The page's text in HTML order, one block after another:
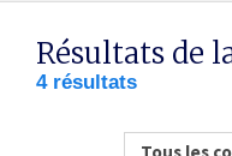
Recherche textuelle
Résultats de
4 résultats